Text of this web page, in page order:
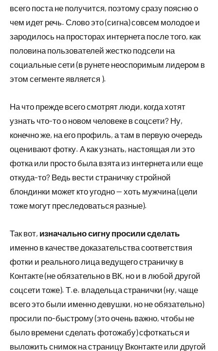
всего поста не получится, поэтому сразу поясню о
чем идет речь. Слово это (сигна) совсем молодое и
зародилось на просторах интернета после того, как
половина пользователей жестко подсели на
социальные сети (в рунете неоспоримым лидером в
этом сегменте является ).
На что прежде всего смотрят люди, когда хотят
узнать что-то о новом человеке в соцсети? Ну,
конечно же, на его профиль, а там в первую очередь
оценивают фотку. А как узнать, настоящая ли это
фотка или просто была взята из интернета или еще
откуда-то? Ведь вести страничку стройной
блондинки может кто угодно — хоть мужчина (цели
тоже могут преследоваться разные).
Так вот, изначально сигну просили сделать
именно в качестве доказательства соответствия
фотки и реального лица ведущего страничку в
Контакте (не обязательно в ВК, но и в любой другой
соцсети тоже). Т.е. владельца странички (ну, чаще
всего это были именно девушки, но не обязательно)
просили по-быстрому (это очень важно, чтобы не
было времени сделать фотожабу) сфоткаться и
выложить снимок на страницу Вконтакте или другой